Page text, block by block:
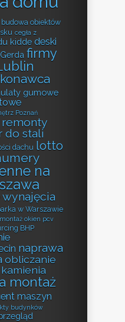
budowa obiektów
cegła z
kidde deski
firmy
gumowe
Poznań
do stali
dachu lotto
na
w Warszawie
montaż okien pcv
BHP
naprawa
obliczanie
montaż
maszyn
budynków